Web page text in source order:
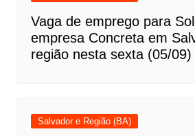
Vaga de emprego para
empresa Concreta em
região nesta sexta (05/09)
Salvador e Região (BA)